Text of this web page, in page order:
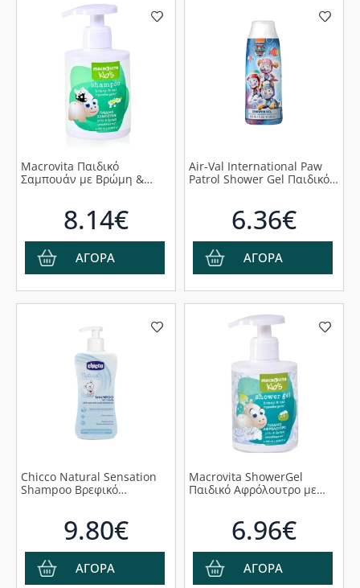
Macrovita Παιδικό
Σαμπουάν με Bρώμη &
8.14€
ΑΓΟΡΑ
Air-Val International Paw
Patrol Shower Gel Παιδικό
6.36€
ΑΓΟΡΑ
Chicco Natural Sensation
Shampoo Βρεφικό
9.80€
ΑΓΟΡΑ
Macrovita ShowerGel
Παιδικό Αφρόλουτρο με
6.96€
ΑΓΟΡΑ